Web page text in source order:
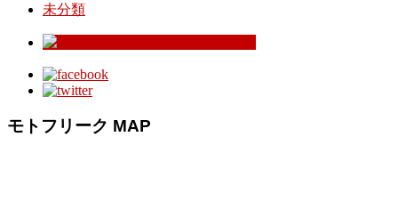
未分類
モトフリーク MAP